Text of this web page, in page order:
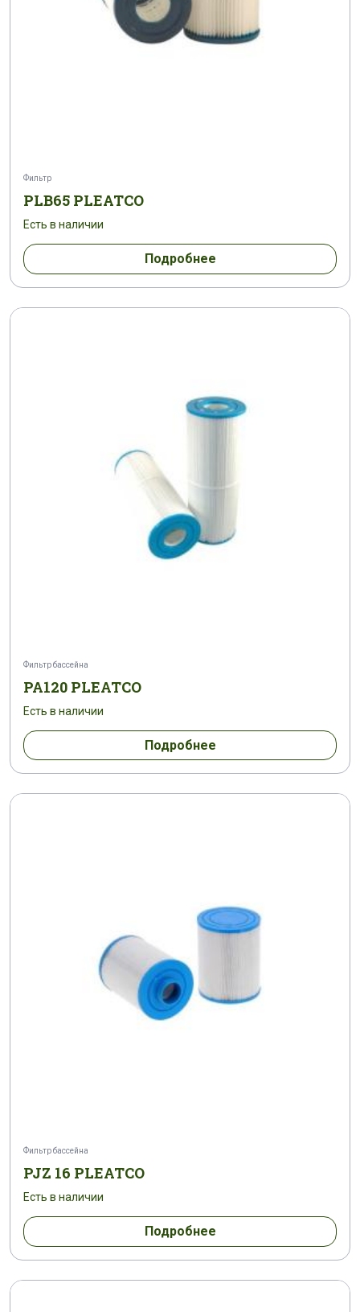
Фильтр
PLB65 PLEATCO
Есть в наличии
Подробнее
Фильтр бассейна
PA120 PLEATCO
Есть в наличии
Подробнее
Фильтр бассейна
PJZ 16 PLEATCO
Есть в наличии
Подробнее